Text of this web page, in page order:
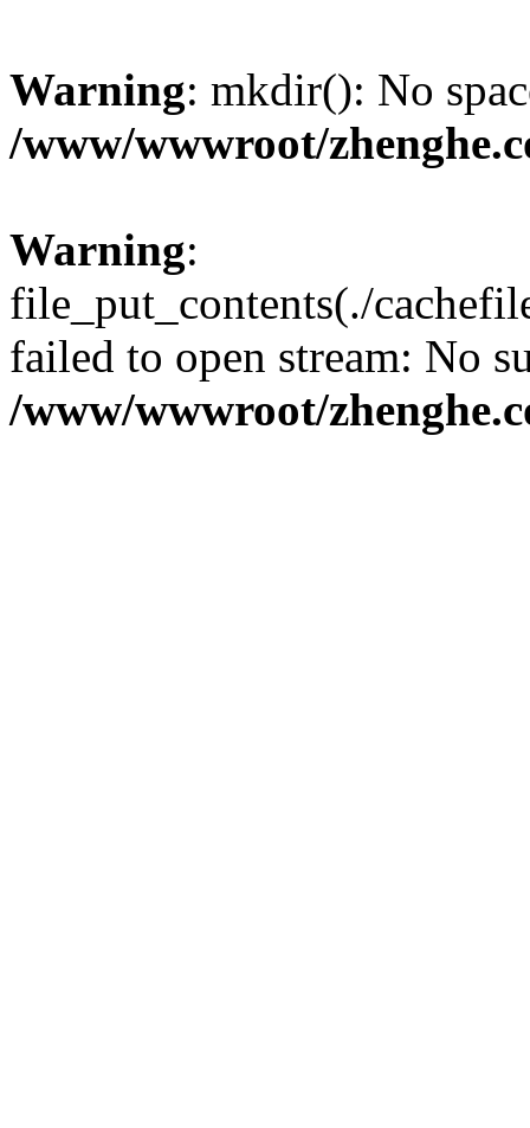
Warning: mkdir(): No
/www/wwwroot/
Warning:
file_put_contents(./
failed to open stream: No
/www/wwwroot/